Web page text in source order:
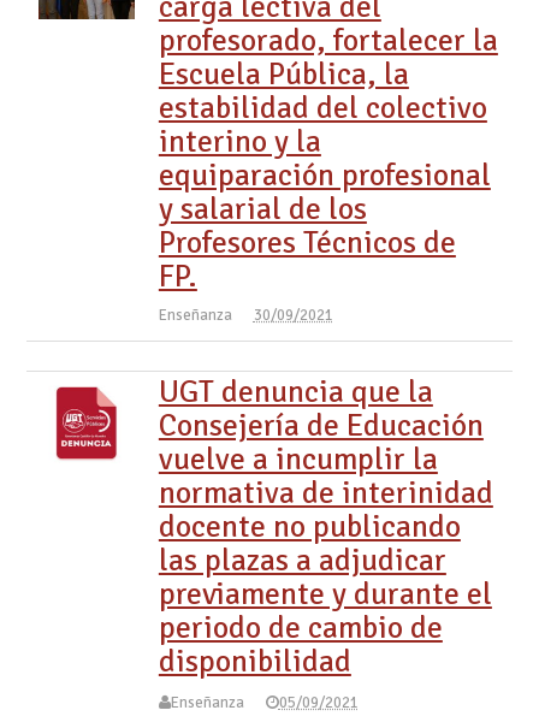
profesorado, fortalecer la
Escuela Pública, la
estabilidad del colectivo
interino y la
equiparación profesional
y salarial de los
Profesores Técnicos de
FP.
Enseñanza 30/09/2021
UGT denuncia que la
Consejería de Educación
vuelve a incumplir la
normativa de interinidad
docente no publicando
las plazas a adjudicar
previamente y durante el
periodo de cambio de
disponibilidad
Enseñanza 05/09/2021